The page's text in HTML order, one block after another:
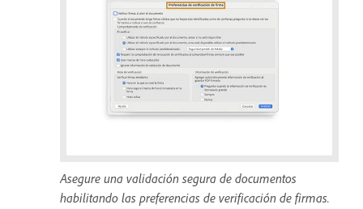
Asegure una validación segura de documentos
habilitando las preferencias de verificación de firmas.